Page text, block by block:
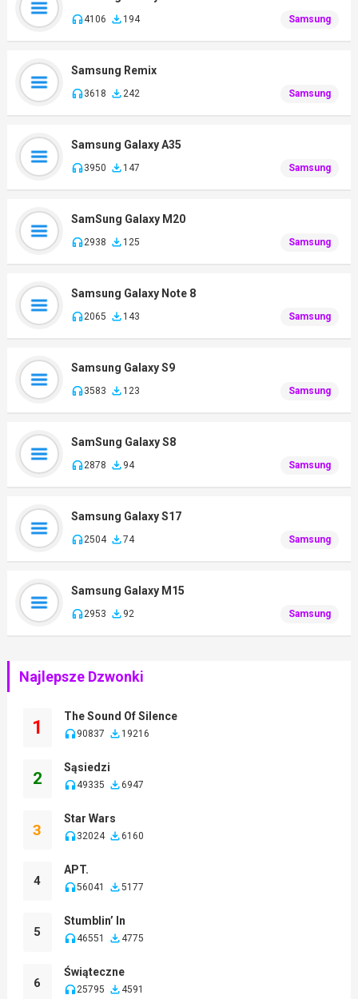
4106 194 Samsung
Samsung Remix
3618 242 Samsung
Samsung Galaxy A35
3950 147 Samsung
SamSung Galaxy M20
2938 125 Samsung
Samsung Galaxy Note 8
2065 143 Samsung
Samsung Galaxy S9
3583 123 Samsung
SamSung Galaxy S8
2878 94 Samsung
Samsung Galaxy S17
2504 74 Samsung
Samsung Galaxy M15
2953 92 Samsung
Najlepsze Dzwonki
1
The Sound Of Silence
90837 19216
2
Sąsiedzi
49335 6947
3
Star Wars
32024 6160
4
APT.
56041 5177
5
Stumblin’ In
46551 4775
6
Świąteczne
25795 4591